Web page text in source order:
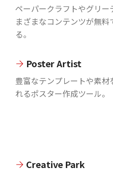
ペーパークラフトやグリー
まざまなコンテンツが無
る。
Poster Artist
豊富なテンプレートや素
れるポスター作成ツール。
Creative Park